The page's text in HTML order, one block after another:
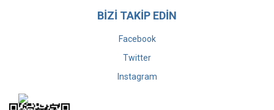
BİZİ TAKİP EDİN
Facebook
Twitter
Instagram